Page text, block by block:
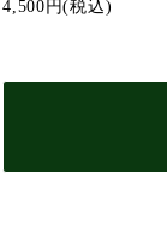
4,500円(税込)